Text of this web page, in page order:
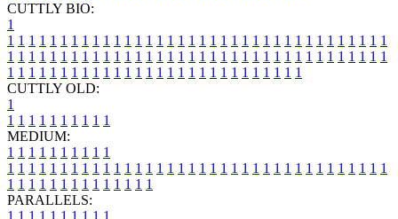
CUTTLY BIO:
1
1 1 1 1 1 1 1 1 1 1 1 1 1 1 1 1 1 1 1 1 1 1 1 1 1 1 1 1 1 1 1 1 1 1 1 1
1 1 1 1 1 1 1 1 1 1 1 1 1 1 1 1 1 1 1 1 1 1 1 1 1 1 1 1 1 1 1 1 1 1 1 1
1 1 1 1 1 1 1 1 1 1 1 1 1 1 1 1 1 1 1 1 1 1 1 1 1 1 1 1
CUTTLY OLD:
1
1 1 1 1 1 1 1 1 1 1
MEDIUM:
1 1 1 1 1 1 1 1 1 1
1 1 1 1 1 1 1 1 1 1 1 1 1 1 1 1 1 1 1 1 1 1 1 1 1 1 1 1 1 1 1 1 1 1 1 1
1 1 1 1 1 1 1 1 1 1 1 1 1 1
PARALLELS:
1 1 1 1 1 1 1 1 1 1